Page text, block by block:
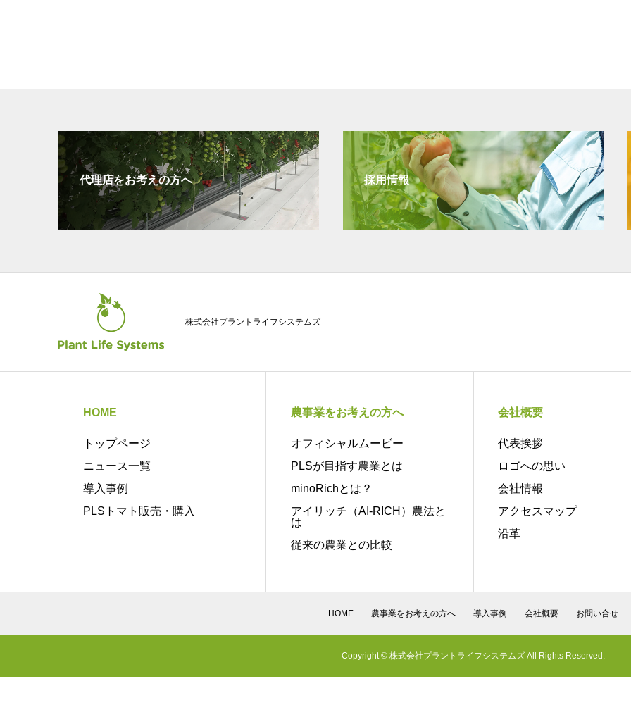
代理店をお考えの方へ 採用情報
株式会社プラントライフシステムズ
HOME
トップページ
ニュース一覧
導入事例
PLSトマト販売・購入
農事業をお考えの方へ
オフィシャルムービー
PLSが目指す農業とは
minoRichとは？
アイリッチ（AI-RICH）農法と
は
従来の農業との比較
会社概要
代表挨拶
ロゴへの思い
会社情報
アクセスマップ
沿革
HOME 農事業をお考えの方へ 導入事例 会社概要 お問い合せ
Copyright © 株式会社プラントライフシステムズ All Rights Reserved.